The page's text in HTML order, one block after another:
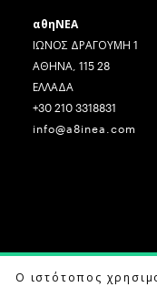
αθηΝΕΑ
ΙΩΝΟΣ ΔΡΑΓΟΥΜΗ 1
ΑΘΗΝΑ, 115 28
ΕΛΛΑΔΑ
+30 210 3318831
info@a8inea.com
COPYRIGHT © 2026
Ο ιστότοπος